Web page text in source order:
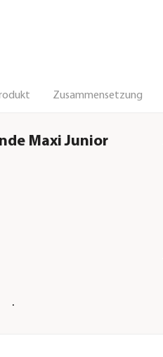
Zusammensetzung
Maxi Junior